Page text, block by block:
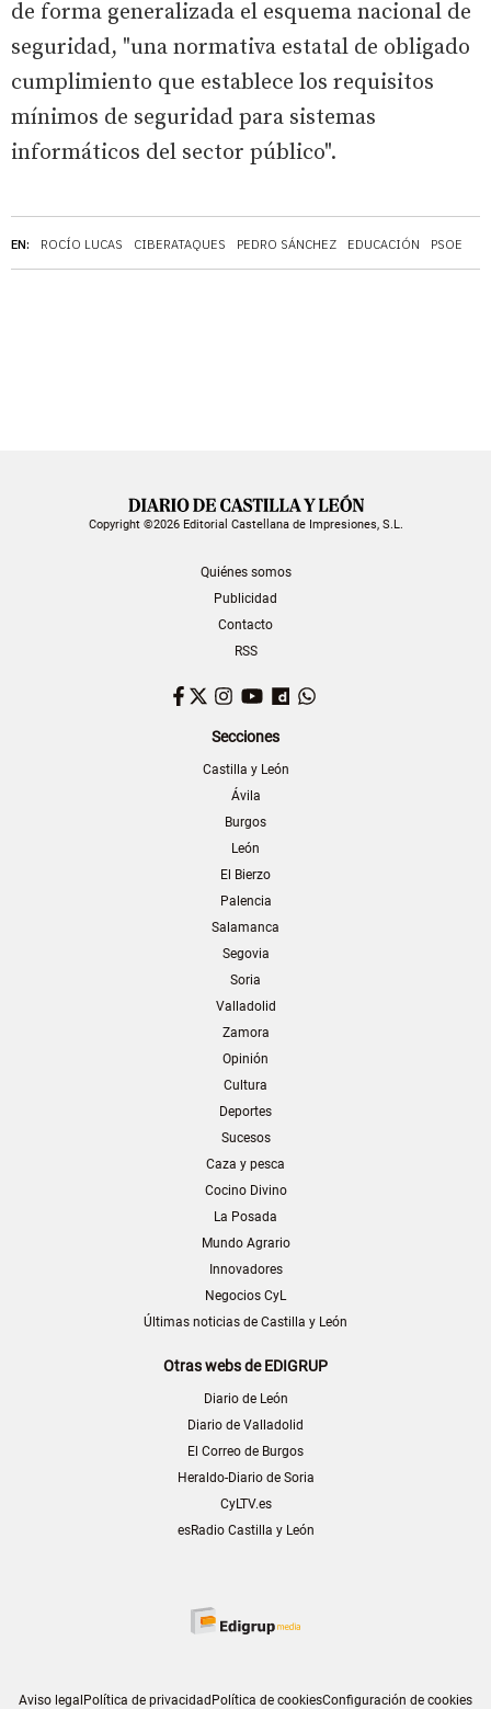
EN: ROCÍO LUCAS CIBERATAQUES PEDRO SÁNCHEZ EDUCACIÓN PSOE
de forma generalizada el esquema nacional de
seguridad, "una normativa estatal de obligado
cumplimiento que establece los requisitos
mínimos de seguridad para sistemas
informáticos del sector público".
Copyright ©2026 Editorial Castellana de Impresiones, S.L.
Quiénes somos
Publicidad
Contacto
RSS
Facebook
TwitterInstagram
YouTubeDailymotion
Secciones
Castilla y León
Ávila
Burgos
León
El Bierzo
Palencia
Salamanca
Segovia
Soria
Valladolid
Zamora
Opinión
Cultura
Deportes
Sucesos
Caza y pesca
Cocino Divino
La Posada
Mundo Agrario
Innovadores
Negocios CyL
Últimas noticias de Castilla y León
Otras webs de EDIGRUP
Diario de León
Diario de Valladolid
El Correo de Burgos
Heraldo-Diario de Soria
CyLTV.es
esRadio Castilla y León
Aviso legalPolítica de privacidadPolítica de cookiesConfiguración de cookies